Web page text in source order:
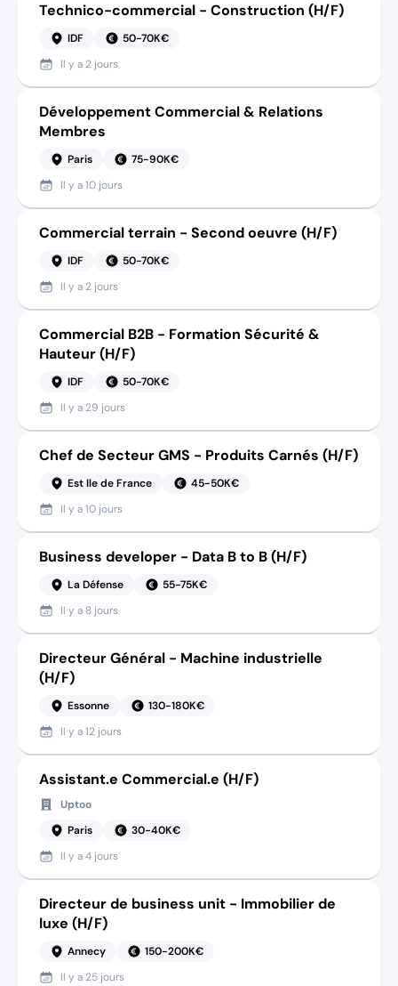
Technico-commercial - Construction (H/F)
IDF
50-70K€
Il y a 2 jours
Développement Commercial & Relations
Membres
Paris
75-90K€
Il y a10 jours
Commercial terrain - Second oeuvre (H/F)
IDF
50-70K€
Il y a 2 jours
Commercial B2B - Formation Sécurité &
Hauteur (H/F)
IDF
50-70K€
Il y a 29 jours
Chef de Secteur GMS - Produits Carnés (H/F)
Est Ile de France
45-50K€
Il y a10 jours
Business developer - Data B to B (H/F)
La Défense
55-75K€
Il y a 8 jours
Directeur Général - Machine industrielle
(H/F)
Essonne
130-180K€
Il y a12 jours
Assistant.e Commercial.e (H/F)
Uptoo
Paris
30-40K€
Il y a4 jours
Directeur de business unit - Immobilier de
luxe (H/F)
Annecy
150-200K€
Il y a 25 jours